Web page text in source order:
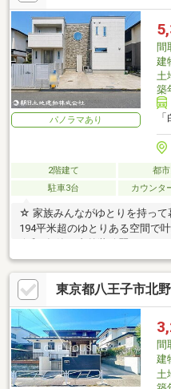
パノラマあり
間
建
土
築
2階建て 都
駐車3台
カウンタ
☆ 家族みんながゆとりを持っ
194平米超のゆとりある空間で
東京都八王子市北
間
建
土